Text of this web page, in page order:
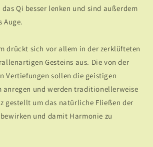
Qi besser lenken und sind außerdem
Auge.
drückt sich vor allem in der zerklüfteten
Gesteins aus. Die von der
Vertiefungen sollen die geistigen
anregen und werden traditionellerweise
gestellt um das natürliche Fließen der
und damit Harmonie zu